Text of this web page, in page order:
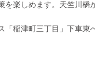
楽しめます。天竺川
「稲津町三丁目」下車東